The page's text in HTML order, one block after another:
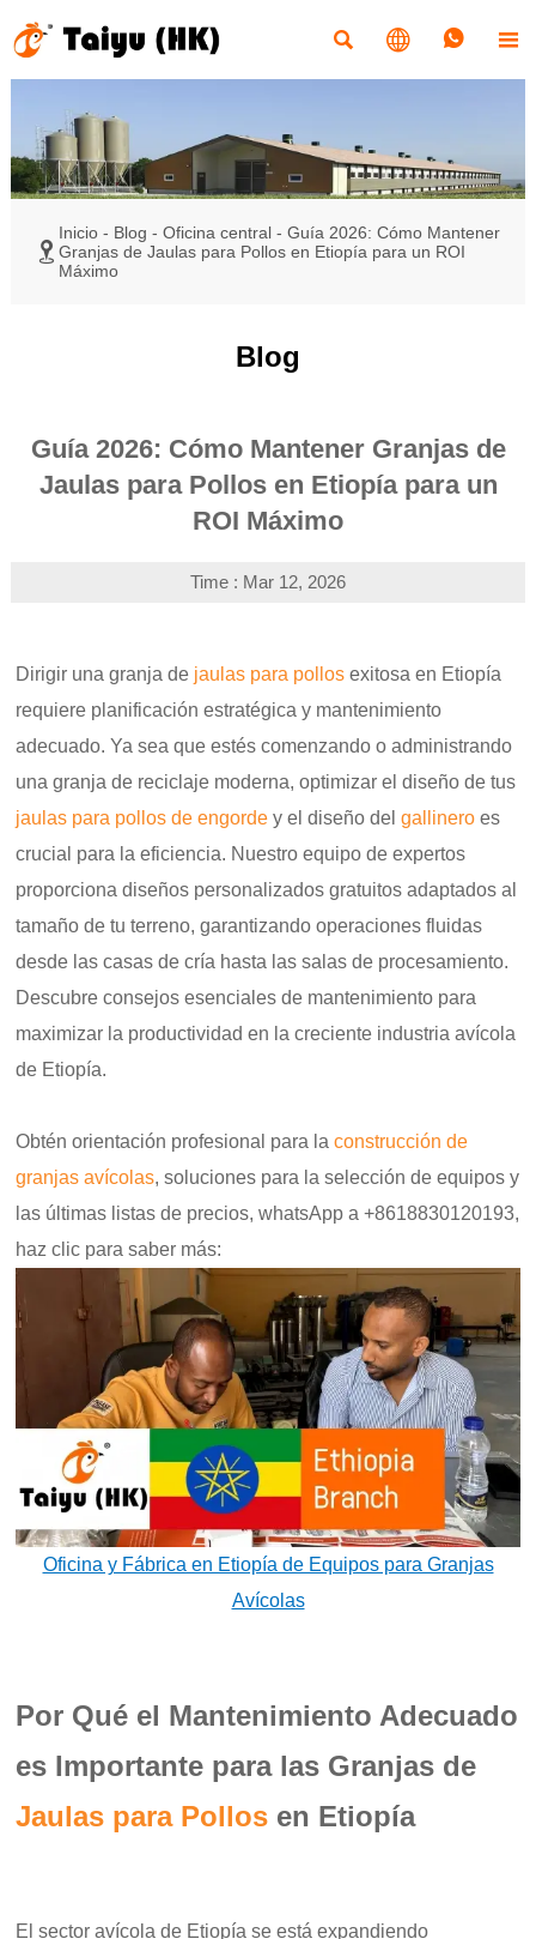
   

Inicio- Blog - Oficina central- Guía 2026: Cómo Mantener
Granjas de Jaulas para Pollos en Etiopía para un ROI
Máximo
Blog
Guía 2026: Cómo Mantener Granjas de
Jaulas para Pollos en Etiopía para un
ROI Máximo
Time : Mar 12, 2026
Dirigir una granja de jaulas para pollos exitosa en Etiopía
requiere planificación estratégica y mantenimiento
adecuado. Ya sea que estés comenzando o administrando
una granja de reciclaje moderna, optimizar el diseño de tus
jaulas para pollos de engorde y el diseño delgallinero es
crucial para la eficiencia. Nuestro equipo de expertos
proporciona diseños personalizados gratuitos adaptados al
tamaño de tu terreno, garantizando operaciones fluidas
desde las casas de cría hasta las salas de procesamiento.
Descubre consejos esenciales de mantenimiento para
maximizar la productividad en la creciente industria avícola
de Etiopía.
Obtén orientación profesional para laconstrucción de
granjas avícolas, soluciones para la selección de equipos y
las últimas listas de precios,whatsApp a +8618830120193,
haz clic para saber más:
Oficina y Fábrica en Etiopía de Equipos para Granjas
Avícolas
Por Qué el Mantenimiento Adecuado
es Importante para las Granjas de
Jaulas para Pollos en Etiopía
El sector avícola de Etiopía se está expandiendo